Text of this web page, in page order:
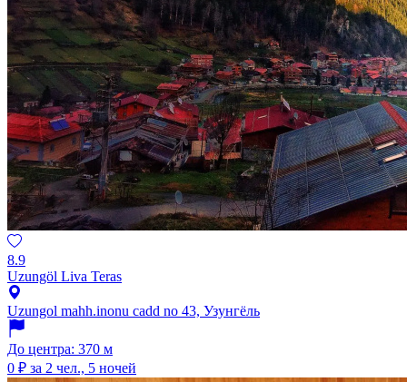
8.9
Uzungöl Liva Teras
Uzungol mahh.inonu cadd no 43, Узунгёль
До центра: 370 м
0 ₽ за 2 чел., 5 ночей